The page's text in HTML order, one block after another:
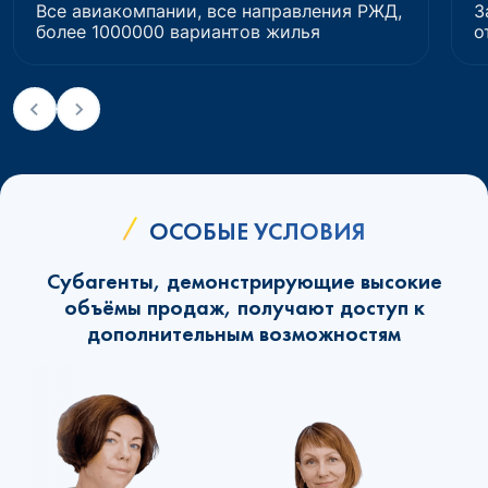
Все авиакомпании, все направления РЖД,
более 1000000 вариантов жилья
ОСОБЫЕ УСЛОВИЯ
Субагенты, демонстрирующие высокие
объёмы продаж, получают доступ к
дополнительным возможностям